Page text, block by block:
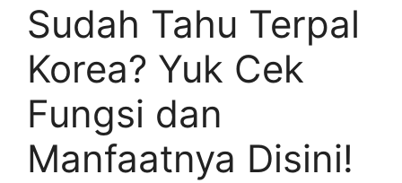
Sudah Tahu Terpal
Korea? Yuk Cek
Fungsi dan
Manfaatnya Disini!